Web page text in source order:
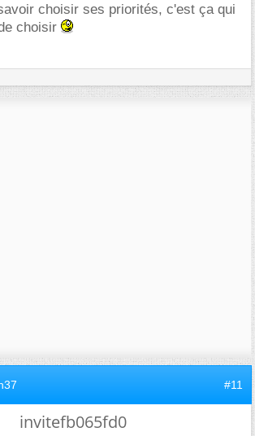
choisir ses priorités, c'est ça qui
choisir
#11
invitefb065fd0